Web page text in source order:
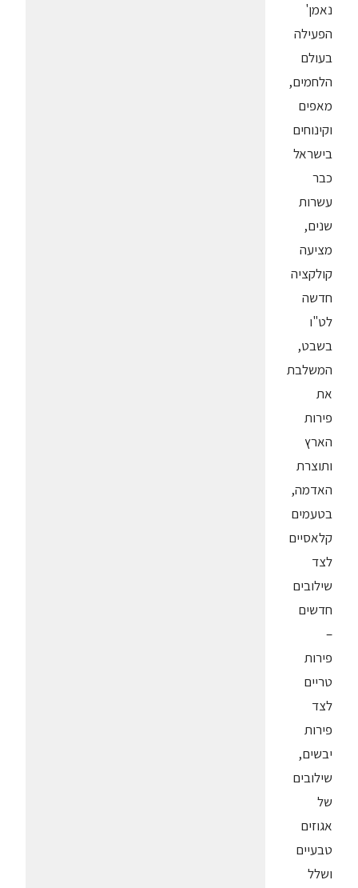
נאמן'
הפעילה
בעולם
הלחמים,
מאפים
וקינוחים
בישראל
כבר
עשרות
שנים,
מציעה
קולקציה
חדשה
לט"ו
בשבט,
המשלבת
את
פירות
הארץ
ותוצרת
האדמה,
בטעמים
קלאסיים
לצד
שילובים
חדשים
–
פירות
טריים
לצד
פירות
יבשים,
שילובים
של
אגוזים
טבעיים
ושלל